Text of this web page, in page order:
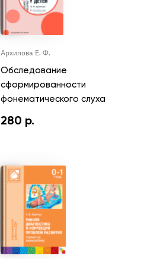
Архипова Е. Ф.
Обследование
сформированности
фонематического слуха
280 р.